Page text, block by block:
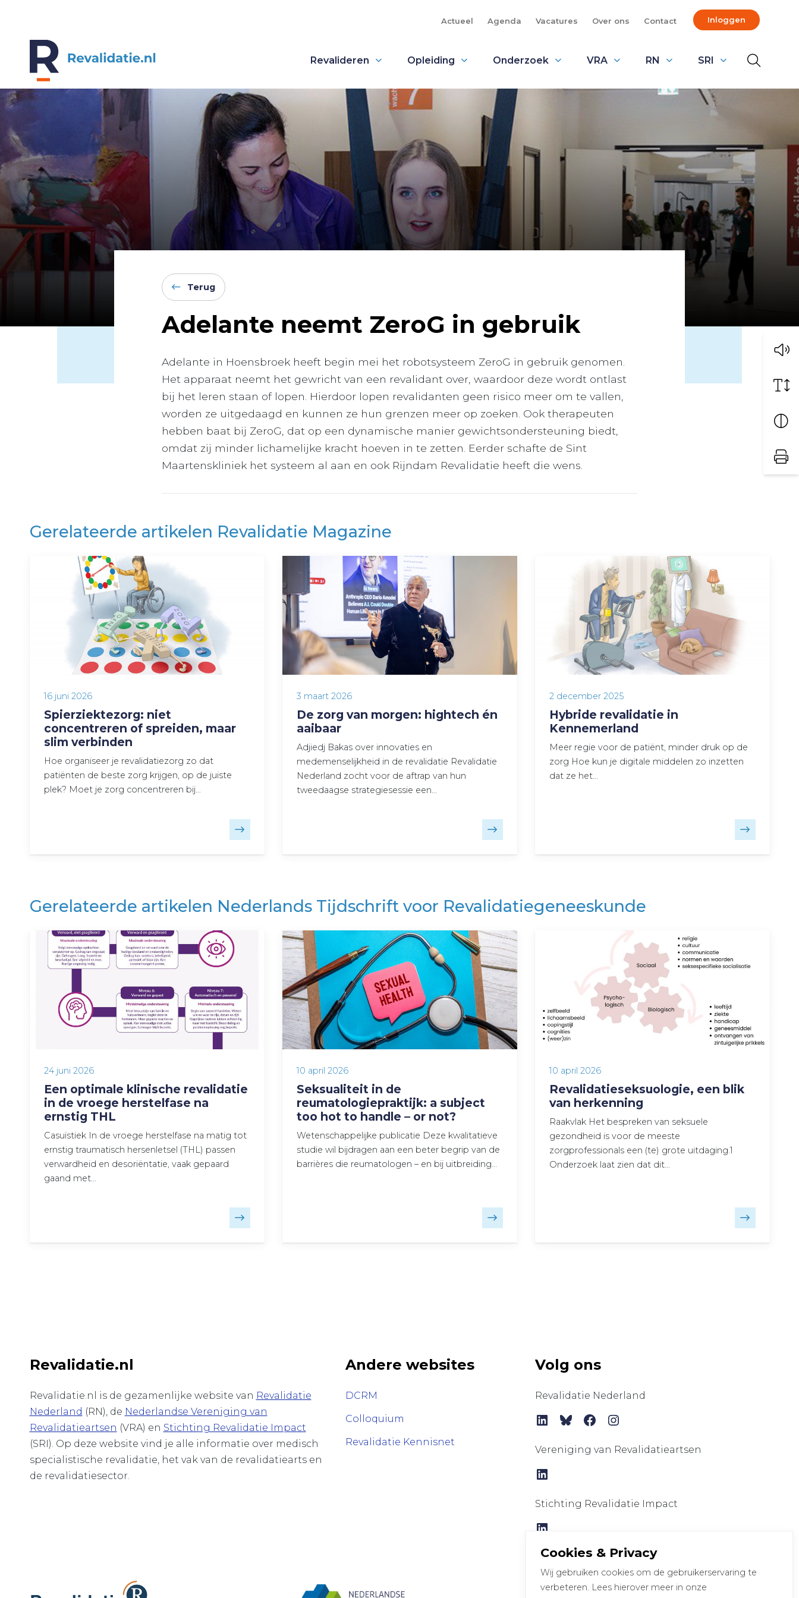
Cookies & Privacy
Wij gebruiken cookies om de gebruikerservaring te
verbeteren. Lees hierover meer in onze
Actueel Agenda Vacatures Over ons Contact Inloggen
REVALIDATIE.NL
Revalideren Opleiding Onderzoek VRA RN SRI
Terug
Adelante neemt ZeroG in gebruik
Adelante in Hoensbroek heeft begin mei het robotsysteem ZeroG in gebruik genomen.
Het apparaat neemt het gewricht van een revalidant over, waardoor deze wordt ontlast
bij het leren staan of lopen. Hierdoor lopen revalidanten geen risico meer om te vallen,
worden ze uitgedaagd en kunnen ze hun grenzen meer op zoeken. Ook therapeuten
hebben baat bij ZeroG, dat op een dynamische manier gewichtsondersteuning biedt,
omdat zij minder lichamelijke kracht hoeven in te zetten. Eerder schafte de Sint
Maartenskliniek het systeem al aan en ook Rijndam Revalidatie heeft die wens.
Gerelateerde artikelen Revalidatie Magazine
16 juni 2026
Spierziektezorg: niet
concentreren of spreiden, maar
slim verbinden
Hoe organiseer je revalidatiezorg zo dat
patiënten de beste zorg krijgen, op de juiste
plek? Moet je zorg concentreren bij…
3 maart 2026
De zorg van morgen: hightech én
aaibaar
Adjiedj Bakas over innovaties en
medemenselijkheid in de revalidatie Revalidatie
Nederland zocht voor de aftrap van hun
tweedaagse strategiesessie een…
2 december 2025
Hybride revalidatie in
Kennemerland
Meer regie voor de patiënt, minder druk op de
zorg Hoe kun je digitale middelen zo inzetten
dat ze het…
Gerelateerde artikelen Nederlands Tijdschrift voor Revalidatiegeneeskunde
24 juni 2026
Een optimale klinische revalidatie
in de vroege herstelfase na
ernstig THL
Casuïstiek In de vroege herstelfase na matig tot
ernstig traumatisch hersenletsel (THL) passen
verwardheid en desoriëntatie, vaak gepaard
gaand met…
10 april 2026
Seksualiteit in de
reumatologiepraktijk: a subject
too hot to handle – or not?
Wetenschappelijke publicatie Deze kwalitatieve
studie wil bijdragen aan een beter begrip van de
barrières die reumatologen – en bij uitbreiding…
10 april 2026
Revalidatieseksuologie, een blik
van herkenning
Raakvlak Het bespreken van seksuele
gezondheid is voor de meeste
zorgprofessionals een (te) grote uitdaging.1
Onderzoek laat zien dat dit…
Revalidatie.nl
Revalidatie.nl is de gezamenlijke website van Revalidatie
Nederland (RN), de Nederlandse Vereniging van
Revalidatieartsen (VRA) en Stichting Revalidatie Impact
(SRI). Op deze website vind je alle informatie over medisch
specialistische revalidatie, het vak van de revalidatiearts en
de revalidatiesector.
Andere websites
DCRM
Colloquium
Revalidatie Kennisnet
Volg ons
Revalidatie Nederland
LinkedIn
Bluesky
Facebook
Instagram
Vereniging van Revalidatieartsen
LinkedIn
Stichting Revalidatie Impact
LinkedIn